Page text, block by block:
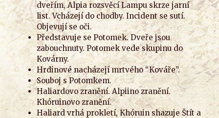
dveřím, Alpia rozsvěcí Lampu skrze jarní
list. Vcházejí do chodby. Incident se sutí.
Objevují se oči.
Představuje se Potomek. Dveře jsou
zabouchnuty. Potomek vede skupinu do
Kovárny.
Hrdinové nacházejí mrtvého “Kováře”.
Souboj s Potomkem.
Haliardovo zranění. Alpiino zranění.
Khóruinovo zranění.
Haliard vrhá prokletí, Khóruin shazuje Štít a